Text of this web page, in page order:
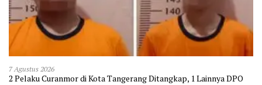
7 Agustus 2026
2 Pelaku Curanmor di Kota Tangerang Ditangkap, 1 Lainnya DPO